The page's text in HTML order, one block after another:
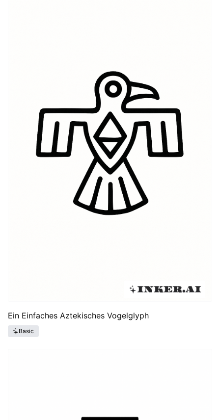
Ein Einfaches Aztekisches Vogelglyph
Basic